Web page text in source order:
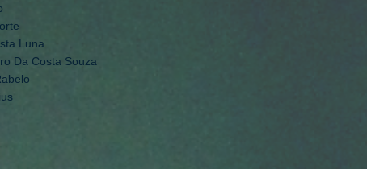
Luna
Da Costa Souza